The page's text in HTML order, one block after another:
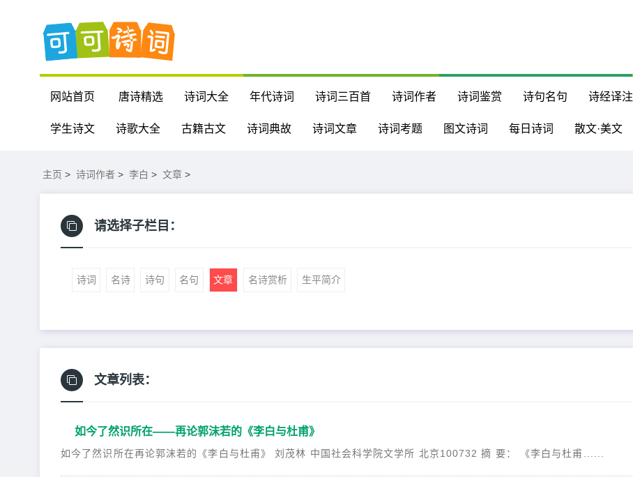
网站首页 唐诗精选 诗词大全 年代诗词 诗词三百首 诗词作者 诗词鉴赏 诗句名句 诗经译注
学生诗文 诗歌大全 古籍古文 诗词典故 诗词文章 诗词考题 图文诗词 每日诗词 散文·美文
主页 > 诗词作者 > 李白 > 文章 >
请选择子栏目：
诗词 名诗 诗句 名句 文章 名诗赏析 生平简介
文章列表：
如今了然识所在——再论郭沫若的《李白与杜甫》
如今了然识所在再论郭沫若的《李白与杜甫》 刘茂林 中国社会科学院文学所 北京100732 摘 要： 《李白与杜甫......